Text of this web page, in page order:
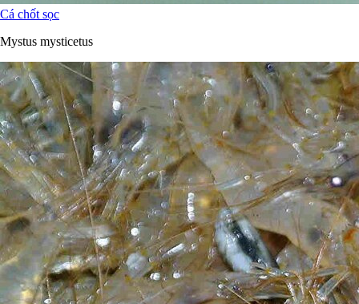
Cá chốt sọc
Mystus mysticetus